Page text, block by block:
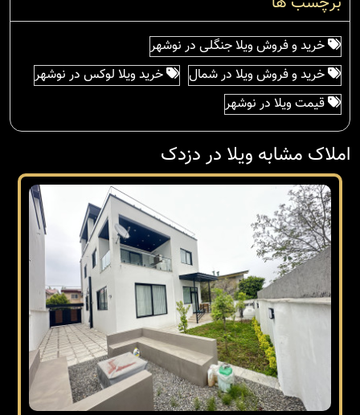
خرید و فروش ویلا جنگلی در نوشهر
خرید و فروش ویلا در شمال
خرید ویلا لوکس در نوشهر
قیمت ویلا در نوشهر
املاک مشابه ویلا در دزدک